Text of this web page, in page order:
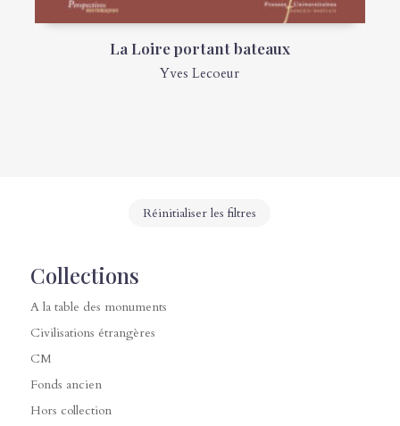
La Loire portant bateaux
Yves Lecoeur
Réinitialiser les filtres
Collections
A la table des monuments
Civilisations étrangères
CM
Fonds ancien
Hors collection